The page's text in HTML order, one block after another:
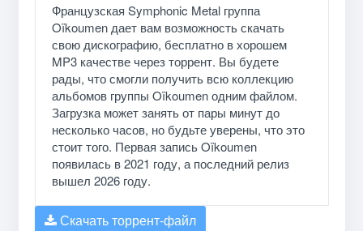
Французская Symphonic Metal группа
Oïkoumen дает вам возможность скачать
свою дискографию, бесплатно в хорошем
MP3 качестве через торрент. Вы будете
рады, что смогли получить всю коллекцию
альбомов группы Oïkoumen одним файлом.
Загрузка может занять от пары минут до
несколько часов, но будьте уверены, что это
стоит того. Первая запись Oïkoumen
появилась в 2021 году, а последний релиз
вышел 2026 году.
Скачать торрент-файл